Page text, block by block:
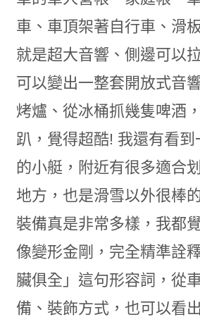
車、車頂架著自行車、滑
就是超大音響、側邊可以
可以變出一整套開放式音
烤爐、從冰桶抓幾隻啤酒
趴，覺得超酷! 我還有看
的小艇，附近有很多適合
地方，也是滑雪以外很棒
裝備真是非常多樣，我都
像變形金剛，完全精準詮
臟俱全」這句形容詞，從
備、裝飾方式，也可以看